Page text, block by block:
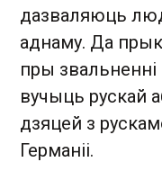
дазваляюць
аднаму. Да
пры
вучыць рускай
дзяцей з
Германіі.